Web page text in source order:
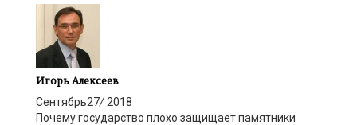
Игорь Алексеев
Сентябрь27/ 2018
Почему государство плохо защищает памятники